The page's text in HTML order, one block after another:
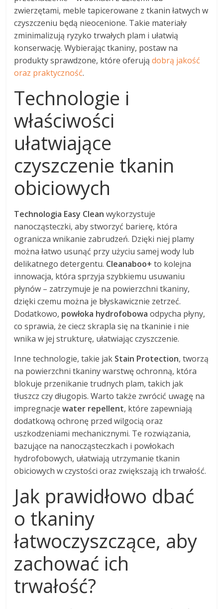
zwierzętami, meble tapicerowane z tkanin łatwych w
czyszczeniu będą nieocenione. Takie materiały
zminimalizują ryzyko trwałych plam i ułatwią
konserwację. Wybierając tkaniny, postaw na
produkty sprawdzone, które oferujądobrą jakość
oraz praktyczność.
Technologie i
właściwości
ułatwiające
czyszczenie tkanin
obiciowych
Technologia Easy Clean wykorzystuje
nanocząsteczki, aby stworzyć barierę, która
ogranicza wnikanie zabrudzeń. Dzięki niej plamy
można łatwo usunąć przy użyciu samej wody lub
delikatnego detergentu. Cleanaboo+ to kolejna
innowacja, która sprzyja szybkiemu usuwaniu
płynów – zatrzymuje je na powierzchni tkaniny,
dzięki czemu można je błyskawicznie zetrzeć.
Dodatkowo, powłoka hydrofobowa odpycha płyny,
co sprawia, że ciecz skrapla się na tkaninie i nie
wnika w jej strukturę, ułatwiając czyszczenie.
Inne technologie, takie jak Stain Protection, tworzą
na powierzchni tkaniny warstwę ochronną, która
blokuje przenikanie trudnych plam, takich jak
tłuszcz czy długopis. Warto także zwrócić uwagę na
impregnacjewater repellent, które zapewniają
dodatkową ochronę przed wilgocią oraz
uszkodzeniami mechanicznymi. Te rozwiązania,
bazujące na nanocząsteczkach i powłokach
hydrofobowych, ułatwiają utrzymanie tkanin
obiciowych w czystości oraz zwiększają ich trwałość.
Jak prawidłowo dbać
o tkaniny
łatwoczyszczące, aby
zachować ich
trwałość?